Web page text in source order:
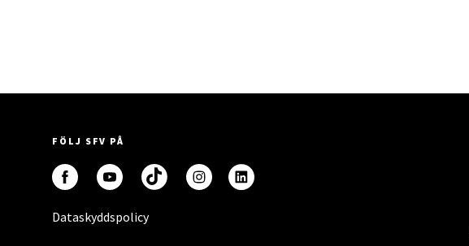
FÖLJ SFV PÅ
Dataskyddspolicy